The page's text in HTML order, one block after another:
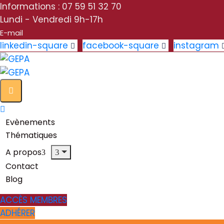
Informations : 07 59 51 32 70
Lundi - Vendredi 9h-17h
E-mail
linkedin-square facebook-square instagram
Evènements
Thématiques
A propos
Contact
Blog
ACCÈS MEMBRES
ADHÉRER